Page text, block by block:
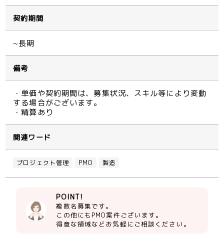
契約期間
~長期
備考
・単価や契約期間は、募集状況、スキル等により変動
する場合がございます。
・精算あり
関連ワード
プロジェクト管理 PMO 製造
POINT!
複数名募集です。
この他にもPMO案件ございます。
得意な領域などお気軽にご相談ください。